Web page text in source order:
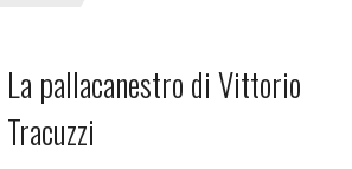
La pallacanestro di Vittorio
Tracuzzi